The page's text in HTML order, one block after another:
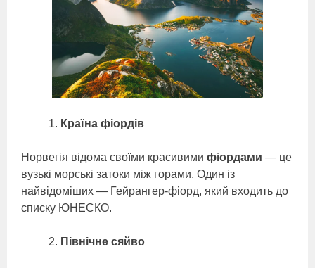
Країна фіордів
Норвегія відома своїми красивимифіордами — це
вузькі морські затоки між горами. Один із
найвідоміших — Гейрангер-фіорд, який входить до
списку ЮНЕСКО.
Північне сяйво